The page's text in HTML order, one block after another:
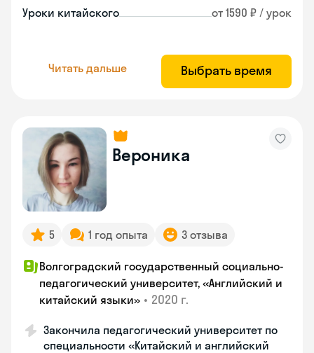
Уроки китайского от 1590 ₽ / урок
Читать дальше Выбрать время
Вероника
5 1 год опыта 3 отзыва
Волгоградский государственный социально-
педагогический университет, «Английский и
китайский языки» • 2020 г.
Закончила педагогический университет по
специальности «Китайский и английский